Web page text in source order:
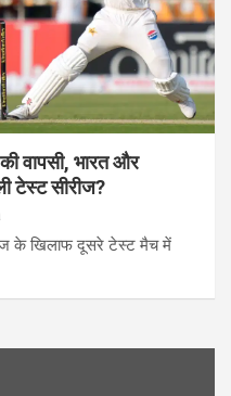
वापसी, भारत और
टेस्ट सीरीज?
के खिलाफ दूसरे टेस्ट मैच में